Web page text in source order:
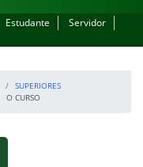
Estudante
Servidor
SUPERIORES
O CURSO